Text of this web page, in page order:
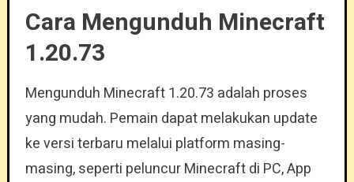
Cara Mengunduh Minecraft
1.20.73
Mengunduh Minecraft 1.20.73 adalah proses
yang mudah. Pemain dapat melakukan update
ke versi terbaru melalui platform masing-
masing, seperti peluncur Minecraft di PC, App